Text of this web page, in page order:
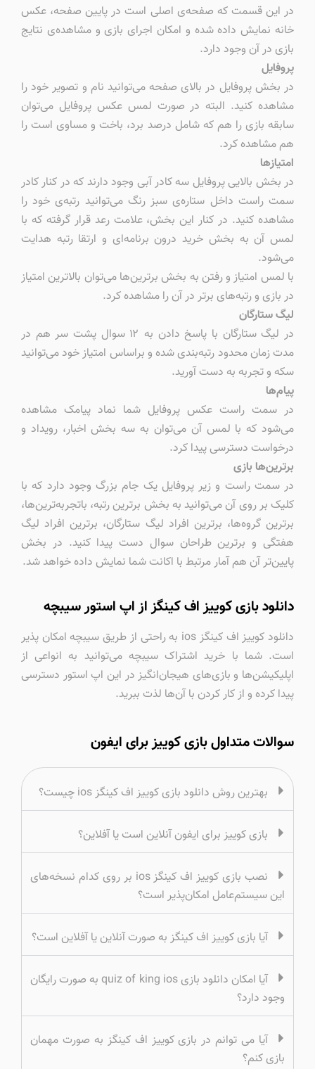
در این قسمت که صفحه‌ی اصلی است در پایین صفحه، عکس
خانه نمایش داده شده و امکان اجرای بازی و مشاهده‌ی نتایج
بازی در آن وجود دارد.
پروفایل
در بخش پروفایل در بالای صفحه می‌توانید نام و تصویر خود را
مشاهده کنید. البته در صورت لمس عکس پروفایل می‌توان
سابقه بازی را هم که شامل درصد برد، باخت و مساوی است را
هم مشاهده کرد.
امتیازها
در بخش بالایی پروفایل سه کادر آبی وجود دارند که در کنار کادر
سمت راست داخل ستاره‌ی سبز رنگ می‌توانید رتبه‌ی خود را
مشاهده کنید. در کنار این بخش، علامت رعد قرار گرفته که با
لمس آن به بخش خرید درون برنامه‌ای و ارتقا رتبه هدایت
می‌شود.
با لمس امتیاز و رفتن به بخش برترین‌ها می‌توان بالاترین امتیاز
در بازی و رتبه‌های برتر در آن را مشاهده کرد.
لیگ ستارگان
در لیگ ستارگان با پاسخ دادن به ۱۲ سوال پشت سر هم در
مدت زمان محدود رتبه‌بندی شده و براساس امتیاز خود می‌توانید
سکه و تجربه به دست آورید.
پیام‌ها
در سمت راست عکس پروفایل شما نماد پیامک مشاهده
می‌شود که با لمس آن می‌توان به سه بخش اخبار، رویداد و
درخواست دسترسی پیدا کرد.
برترین‌ها بازی
در سمت راست و زیر پروفایل یک جام بزرگ وجود دارد که با
کلیک بر روی آن می‌توانید به بخش برترین رتبه، باتجربه‌ترین‌ها،‌
برترین گروه‌ها، برترین افراد لیگ ستارگان، برترین افراد لیگ
هفتگی و برترین طراحان سوال دست پیدا کنید. در بخش
پایین‌تر آن هم آمار مرتبط با اکانت شما نمایش داده خواهد شد.
دانلود بازی کوییز اف کینگز از اپ استور سیبچه
دانلود کوییز اف کینگز ios به راحتی از طریق سیبچه امکان پذیر
است. شما با خرید اشتراک سیبچه می‌توانید به انواعی از
اپلیکیشن‌ها و بازی‌های هیجان‌انگیز در این اپ استور دسترسی
پیدا کرده و از کار کردن با آن‌ها لذت ببرید.
سوالات متداول بازی کوییز برای ایفون
بهترین روش دانلود بازی کوییز اف کینگز ios چیست؟
بازی کوییز برای ایفون آنلاین است یا آفلاین؟
نصب بازی کوییز اف کینگز ios بر روی کدام نسخه‌های
این سیستم‌عامل امکان‌پذیر است؟
آیا بازی کوییز اف کینگز به صورت آنلاین یا آفلاین است؟
آیا امکان دانلود بازی quiz of king ios به صورت رایگان
وجود دارد؟
آیا می توانم در بازی کوییز اف کینگز به صورت مهمان
بازی کنم؟